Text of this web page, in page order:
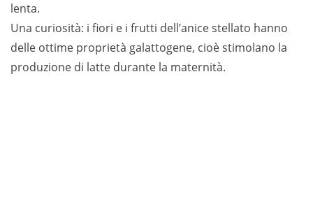
lenta.
Una curiosità: i fiori e i frutti dell’anice stellato hanno
delle ottime proprietà galattogene, cioè stimolano la
produzione di latte durante la maternità.